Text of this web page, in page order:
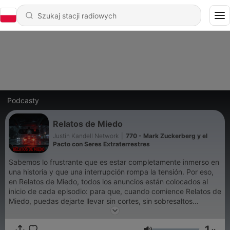
Podcasty
Relatos de Miedo
Justin Kandell Network
770 - Mark Zuckerberg y el
Pacto con Seres Extraterrestres
Sabemos lo frustrante que es estar completamente inmerso en
una historia y que una interrupción rompa la tensión. Por eso,
en Relatos de Miedo, todos los anuncios están colocados al
inicio de cada episodio: para que, cuando comience Relatos de
Miedo, puedas dejarte llevar sin cortes, sin sobresaltos
innecesarios, y al mismo tiempo apoyar este espacio que